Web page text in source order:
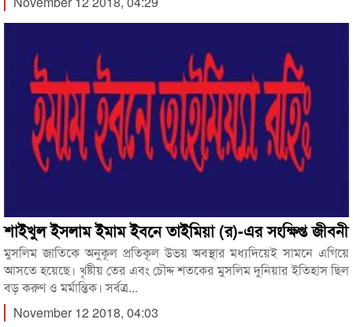
শাইখুল ইসলাম ইমাম ইবনে তাইমিয়া (র)-এর সংক্ষিপ্ত জীবনী
মুসলিম জাতিকে অনুকূল প্রতিকূল উভয় অবস্থার মধ্যদিয়েই সামনে এগিয়ে
আসতে হয়েছে। খৃষ্টীয় তের এবং চৌদ্দ শতকের মুসলিম দুনিয়ার ইতিহাস ছিল
বড় করুণ ও মর্মান্তিক। সর্বত্র...
November 12 2018, 04:03